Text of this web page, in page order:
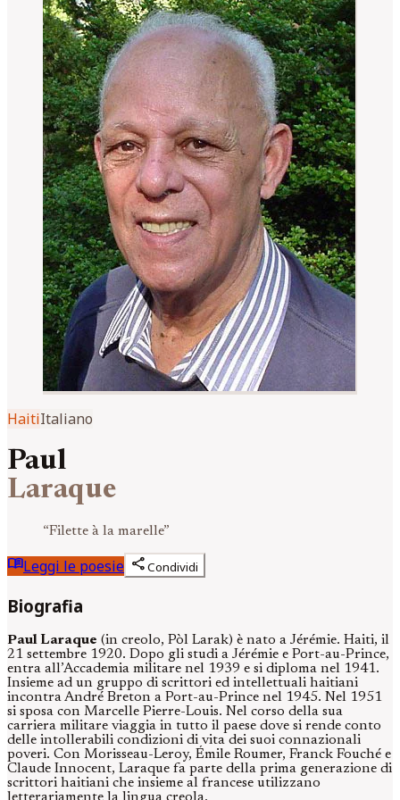
HaitiItaliano
Paul
Laraque
“Filette à la marelle”
menu_bookLeggi le poesie shareCondividi
Biografia
Paul Laraque (in creolo, Pòl Larak) è nato a Jérémie. Haiti, il
21 settembre 1920. Dopo gli studi a Jérémie e Port-au-Prince,
entra all’Accademia militare nel 1939 e si diploma nel 1941.
Insieme ad un gruppo di scrittori ed intellettuali haitiani
incontra André Breton a Port-au-Prince nel 1945. Nel 1951
si sposa con Marcelle Pierre-Louis. Nel corso della sua
carriera militare viaggia in tutto il paese dove si rende conto
delle intollerabili condizioni di vita dei suoi connazionali
poveri. Con Morisseau-Leroy, Émile Roumer, Franck Fouché e
Claude Innocent, Laraque fa parte della prima generazione di
scrittori haitiani che insieme al francese utilizzano